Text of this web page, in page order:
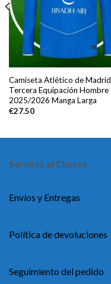
Camiseta Atlético de Madrid
Tercera Equipación Hombre
2025/2026 Manga Larga
€27.50
Servicio al Cliente
Envíos y Entregas
Política de devoluciones
Seguimiento del pedido